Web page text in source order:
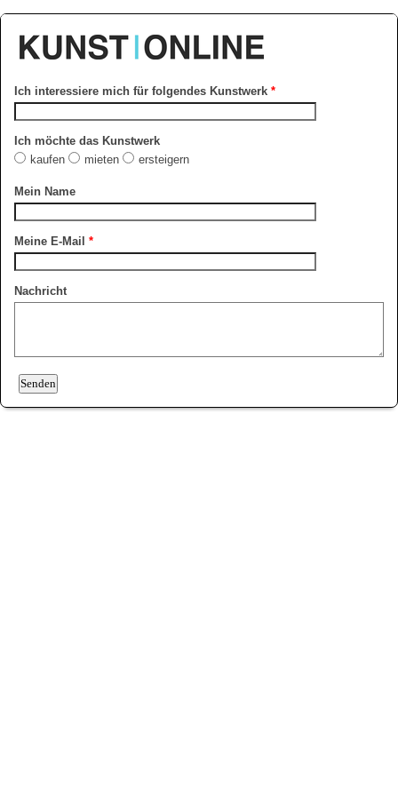
Ich interessiere mich für folgendes Kunstwerk *
Ich möchte das Kunstwerk
kaufen
mieten ersteigern
Mein Name
Meine E-Mail *
Nachricht